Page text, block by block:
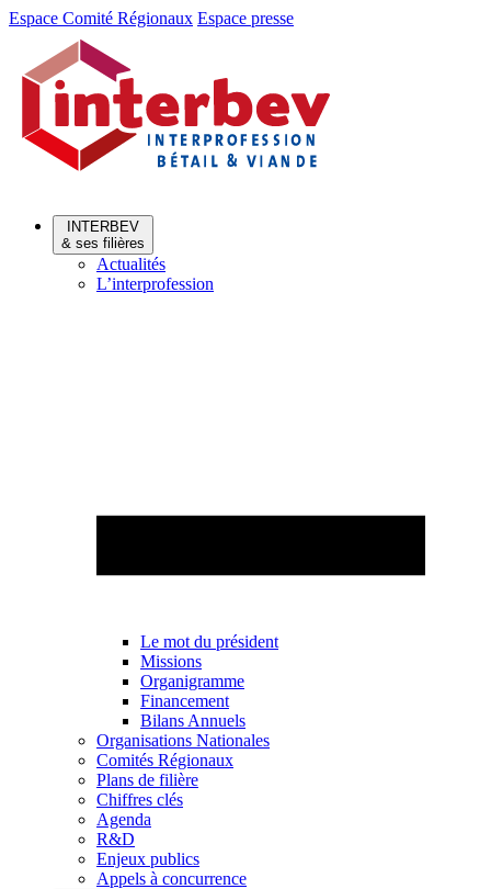
Aller
Aller
contenu
Espace Comité Régionaux Espace presse
INTERBEV
& ses filières
Actualités
L’interprofession
Le mot du président
Missions
Organigramme
Financement
Bilans Annuels
Organisations Nationales
Comités Régionaux
Plans de filière
Chiffres clés
Agenda
R&D
Enjeux publics
Appels à concurrence